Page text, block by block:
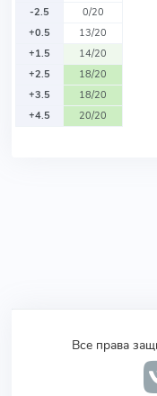
-2.5
0/20
+0.5
13/20
+1.5
14/20
+2.5
18/20
+3.5
18/20
+4.5
20/20
Все права